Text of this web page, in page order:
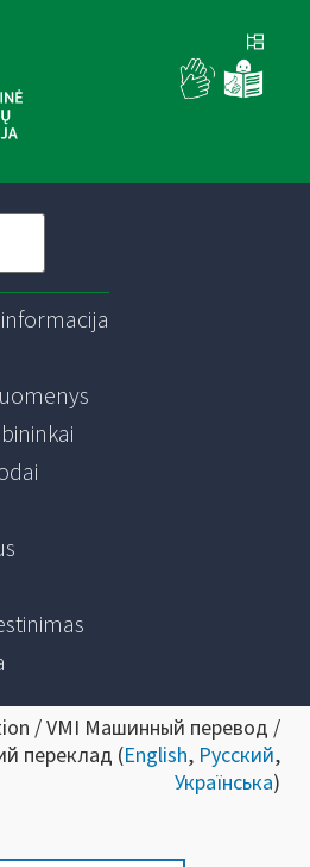
/ VMI Машинный перевод /
переклад (English, Русский,
Українська)